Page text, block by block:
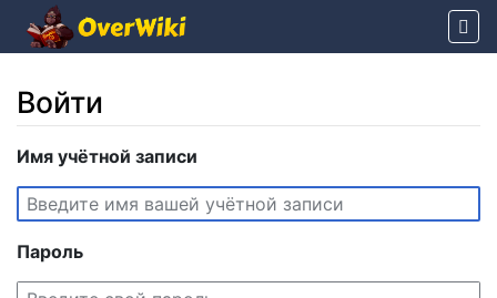
Войти
Перейти к:навигация
Имя учётной записи
Пароль